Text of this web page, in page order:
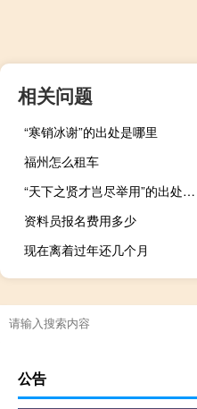
相关问题
“寒销冰谢”的出处是哪里
福州怎么租车
“天下之贤才岂尽举用”的出处是哪里
资料员报名费用多少
现在离着过年还几个月
公告